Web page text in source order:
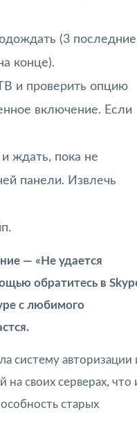
(3 последние
конце).
и проверить опцию
включение. Если
ждать, пока не
панели. Извлечь
— « Не удается
обратитесь в
с любимого
систему авторизации
на своих серверах, что
старых